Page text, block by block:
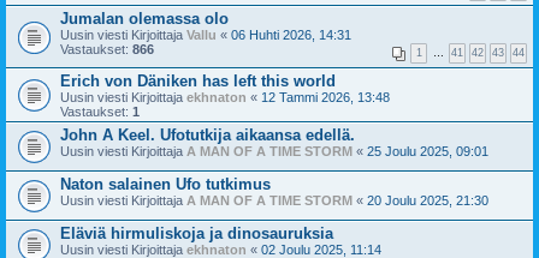
Jumalan olemassa olo
Uusin viesti Kirjoittaja Vallu « 06 Huhti 2026, 14:31
Vastaukset: 866 1 … 41 42 43 44
Erich von Däniken has left this world
Uusin viesti Kirjoittaja ekhnaton « 12 Tammi 2026, 13:48
Vastaukset: 1
John A Keel. Ufotutkija aikaansa edellä.
Uusin viesti Kirjoittaja A MAN OF A TIME STORM « 25 Joulu 2025, 09:01
Naton salainen Ufo tutkimus
Uusin viesti Kirjoittaja A MAN OF A TIME STORM « 20 Joulu 2025, 21:30
Eläviä hirmuliskoja ja dinosauruksia
Uusin viesti Kirjoittaja ekhnaton « 02 Joulu 2025, 11:14